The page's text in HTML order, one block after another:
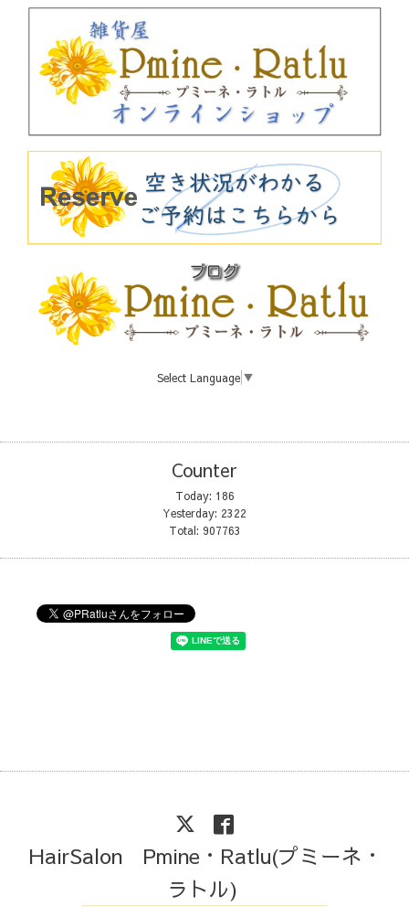
Select Language ▼
Counter
Today: 186
Yesterday: 2322
Total: 907763
HairSalon Pmine・Ratlu(プミーネ・
ラトル)